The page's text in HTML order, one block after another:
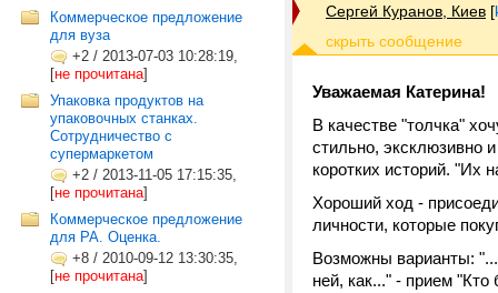
Коммерческое предложение
для вуза
+2 / 2013-07-03 10:28:19,
[не прочитана]
Упаковка продуктов на
упаковочных станках.
Сотрудничество с
супермаркетом
+2 / 2013-11-05 17:15:35,
[не прочитана]
Коммерческое предложение
для РА. Оценка.
+8 / 2010-09-12 13:30:35,
[не прочитана]
Сергей Куранов, Киев [
Уважаемая Катерина!
В качестве "толчка"
стильно, эксклюзивно
коротких историй. "Их
Хороший ход -
личности, которые
Возможны варианты:
ней, как..." - прием